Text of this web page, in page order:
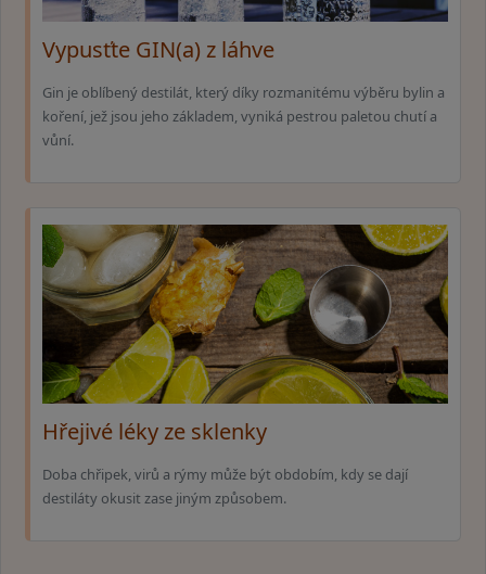
Vypusťte GIN(a) z láhve
Gin je oblíbený destilát, který díky rozmanitému výběru bylin a
koření, jež jsou jeho základem, vyniká pestrou paletou chutí a
vůní.
Hřejivé léky ze sklenky
Doba chřipek, virů a rýmy může být obdobím, kdy se dají
destiláty okusit zase jiným způsobem.